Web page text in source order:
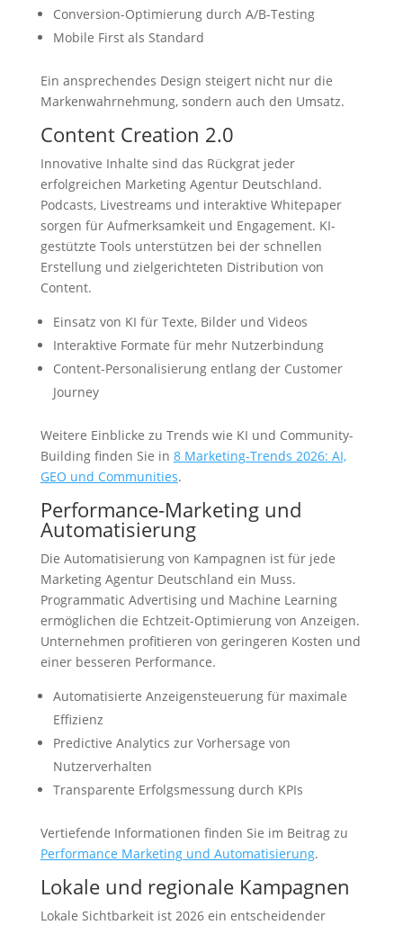
Conversion-Optimierung durch A/B-Testing
Mobile First als Standard
Ein ansprechendes Design steigert nicht nur die
Markenwahrnehmung, sondern auch den Umsatz.
Content Creation 2.0
Innovative Inhalte sind das Rückgrat jeder
erfolgreichen Marketing Agentur Deutschland.
Podcasts, Livestreams und interaktive Whitepaper
sorgen für Aufmerksamkeit und Engagement. KI-
gestützte Tools unterstützen bei der schnellen
Erstellung und zielgerichteten Distribution von
Content.
Einsatz von KI für Texte, Bilder und Videos
Interaktive Formate für mehr Nutzerbindung
Content-Personalisierung entlang der Customer
Journey
Weitere Einblicke zu Trends wie KI und Community-
Building finden Sie in 8 Marketing-Trends 2026: AI,
GEO und Communities.
Performance-Marketing und
Automatisierung
Die Automatisierung von Kampagnen ist für jede
Marketing Agentur Deutschland ein Muss.
Programmatic Advertising und Machine Learning
ermöglichen die Echtzeit-Optimierung von Anzeigen.
Unternehmen profitieren von geringeren Kosten und
einer besseren Performance.
Automatisierte Anzeigensteuerung für maximale
Effizienz
Predictive Analytics zur Vorhersage von
Nutzerverhalten
Transparente Erfolgsmessung durch KPIs
Vertiefende Informationen finden Sie im Beitrag zu
Performance Marketing und Automatisierung.
Lokale und regionale Kampagnen
Lokale Sichtbarkeit ist 2026 ein entscheidender